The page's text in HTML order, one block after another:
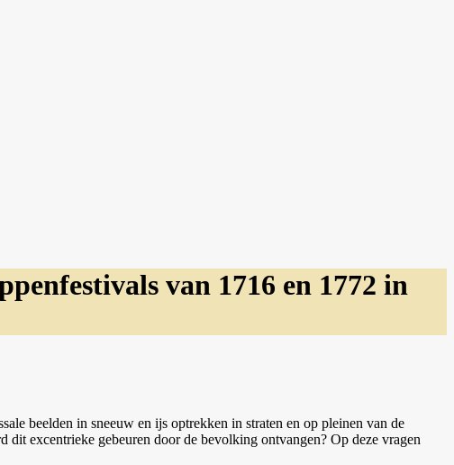
van 1716 en 1772 in
beelden in sneeuw en ijs optrekken in straten en op pleinen van de
excentrieke gebeuren door de bevolking ontvangen? Op deze vragen